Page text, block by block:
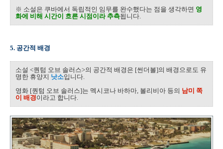
※ 소설은 쿠바에서 독립적인 임무를 완수했다는 점을 생각하면 영
화에 비해 시간이 흐른 시점이라 추측됩니다.
5. 공간적 배경
소설 <퀀텀 오브 솔러스>의 공간적 배경은 [썬더볼]의 배경으로도 유
명한 휴양지 낫소입니다.
영화 [퀀텀 오브 솔러스]는 멕시코나 바하마, 볼리비아 등의 남미 쪽
이 배경이라고 합니다.